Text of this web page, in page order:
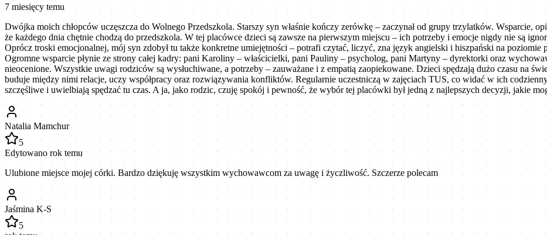
7 miesięcy temu
Dwójka moich chłopców uczęszcza do Wolnego Przedszkola. Starszy syn właśnie kończy zerówkę – zaczynał od grupy trzylatków. Wsparcie,
że każdego dnia chętnie chodzą do przedszkola. W tej placówce dzieci są zawsze na pierwszym miejscu – ich potrzeby i emocje nigdy nie są
Oprócz troski emocjonalnej, mój syn zdobył tu także konkretne umiejętności – potrafi czytać, liczyć, zna język angielski i hiszpański na
Ogromne wsparcie płynie ze strony całej kadry: pani Karoliny – właścicielki, pani Pauliny – psycholog, pani Martyny – dyrektorki oraz
nieocenione. Wszystkie uwagi rodziców są wysłuchiwane, a potrzeby – zauważane i z empatią zaopiekowane. Dzieci spędzają dużo czasu na
buduje między nimi relacje, uczy współpracy oraz rozwiązywania konfliktów. Regularnie uczestniczą w zajęciach TUS, co widać w ich
szczęśliwe i uwielbiają spędzać tu czas. A ja, jako rodzic, czuję spokój i pewność, że wybór tej placówki był jedną z najlepszych decyzji, jakie
Natalia Mamchur
5
Edytowano rok temu
Ulubione miejsce mojej córki. Bardzo dziękuję wszystkim wychowawcom za uwagę i życzliwość. Szczerze polecam
Jaśmina K-S
5